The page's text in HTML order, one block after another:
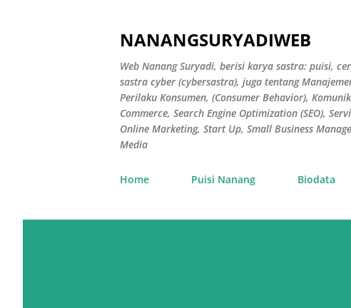
NANANGSURYADIWEB
Web Nanang Suryadi, berisi karya sastra: puisi,
sastra cyber (cybersastra), juga tentang
Perilaku Konsumen, (Consumer Behavior),
Commerce, Search Engine Optimization (SEO),
Online Marketing, Start Up, Small Business
Media
Home Puisi Nanang Biodata